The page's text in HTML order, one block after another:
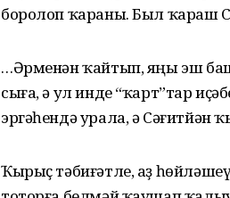
боролоп ҡараны. Был ҡараш
…Әрменән ҡайтып, яңы эш
сыға, ә ул инде “ҡарт”тар
эргәһендә урала, ә Сәғитйән
Ҡырыҫ тәбиғәтле, аҙ